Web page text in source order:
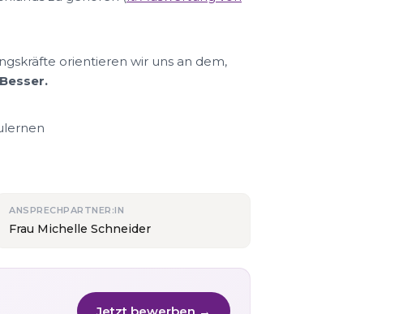
orientieren wir uns an dem,
ANSPRECHPARTNER:IN
Frau Michelle Schneider